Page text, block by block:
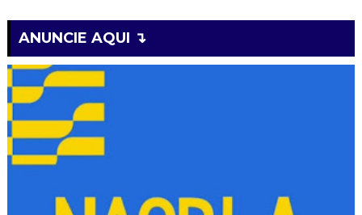
ANUNCIE AQUI ↴